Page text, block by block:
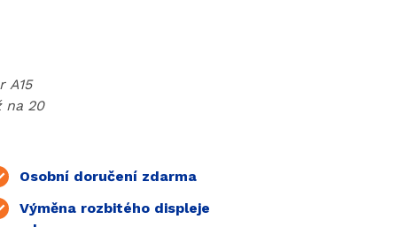
A15
na 20
Osobní doručení zdarma
Výměna rozbitého displeje